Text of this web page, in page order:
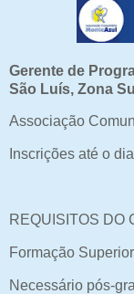
Gerente de
São Luís, Zona
Associação
Inscrições até o
REQUISITOS DO
Formação
Necessário pós-